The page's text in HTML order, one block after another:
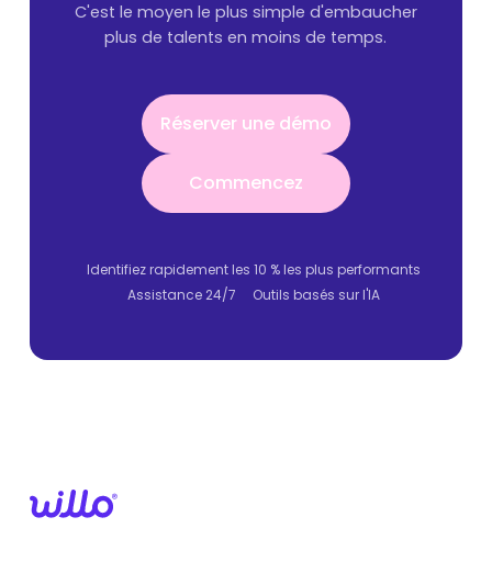
C'est le moyen le plus simple d'embaucher
plus de talents en moins de temps.
Réserver une démo
Réserver une démo
Commencez
Commencez
Identifiez rapidement les 10 % les plus performants
Assistance 24/7
Outils basés sur l'IA